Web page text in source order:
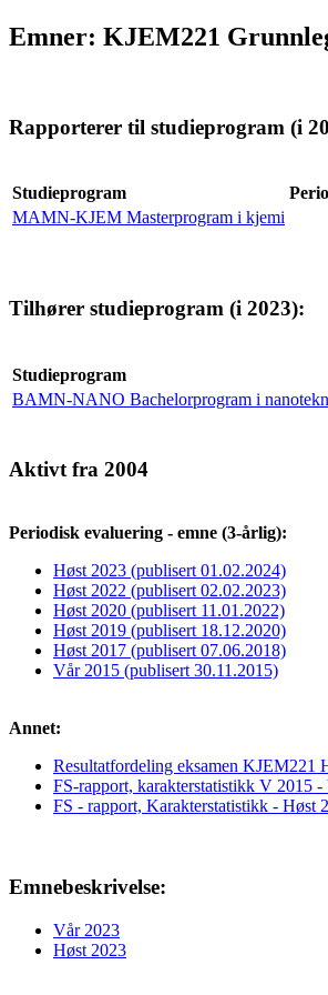
Emner: KJEM221
Rapporterer til studieprogram (i
Studieprogram
MAMN-KJEM Masterprogram i kjemi
Tilhører studieprogram (i 2023):
Studieprogram
BAMN-NANO Bachelorprogram i
Aktivt fra 2004
Periodisk evaluering - emne (3-årlig):
Høst 2023 (publisert 01.02.2024)
Høst 2022 (publisert 02.02.2023)
Høst 2020 (publisert 11.01.2022)
Høst 2019 (publisert 18.12.2020)
Høst 2017 (publisert 07.06.2018)
Vår 2015 (publisert 30.11.2015)
Annet:
Resultatfordeling eksamen KJEM221
FS-rapport, karakterstatistikk V 2015
FS - rapport, Karakterstatistikk - Høst
Emnebeskrivelse:
Vår 2023
Høst 2023